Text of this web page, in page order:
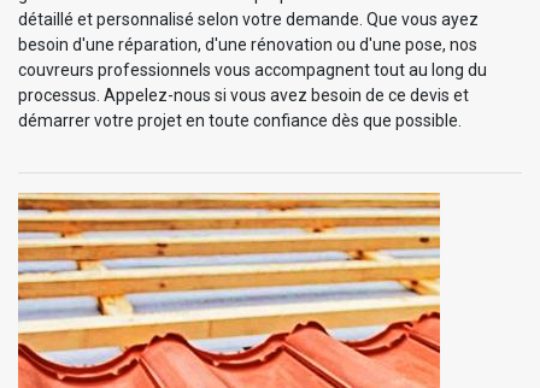
détaillé et personnalisé selon votre demande. Que vous ayez
besoin d'une réparation, d'une rénovation ou d'une pose, nos
couvreurs professionnels vous accompagnent tout au long du
processus. Appelez-nous si vous avez besoin de ce devis et
démarrer votre projet en toute confiance dès que possible.